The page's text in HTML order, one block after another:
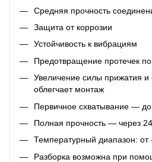
Средняя прочность
Защита от коррозии
Устойчивость к вибрациям
Предотвращение протечек
Увеличение силы прижатия
облегчает монтаж
Первичное схватывание —
Полная прочность — через
Температурный диапазон: от
Разборка возможна при